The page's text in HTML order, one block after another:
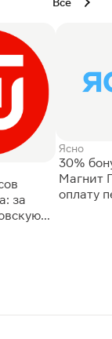
за
Ясно
30%
Магнит
оплату